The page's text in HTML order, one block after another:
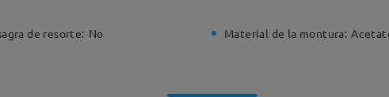
de resorte: No Material de la montura: